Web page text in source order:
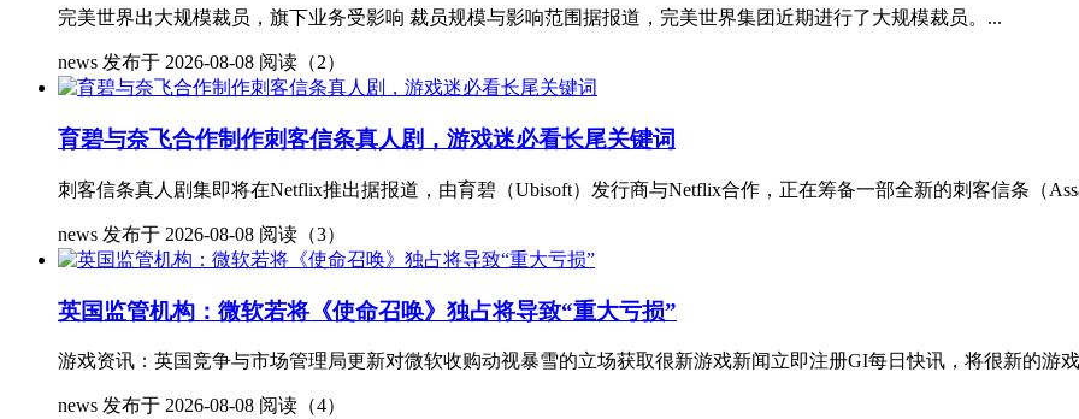
完美世界出大规模裁员，旗下业务受影响 裁员规模与影响范围据报道，完美世界集团近期进行了大规模裁员。...
news 发布于 2026-08-08 阅读（2）
育碧与奈飞合作制作刺客信条真人剧，游戏迷必看长尾关键词
刺客信条真人剧集即将在Netflix推出据报道，由育碧（Ubisoft）发行商与Netflix合作，正在筹备一部全新的刺客信条（
news 发布于 2026-08-08 阅读（3）
英国监管机构：微软若将《使命召唤》独占将导致“重大亏损”
游戏资讯：英国竞争与市场管理局更新对微软收购动视暴雪的立场获取很新游戏新闻立即注册GI每日快讯，将很新的游
news 发布于 2026-08-08 阅读（4）